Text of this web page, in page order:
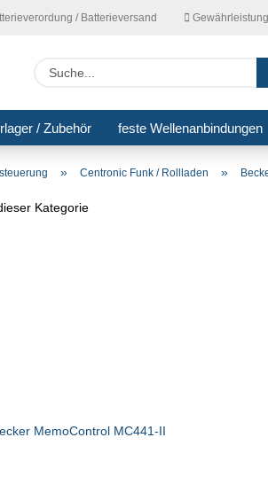
/ Batterieversand
/ Zubehör feste Wellenanbindungen
» Centronic Funk / Rollladen »
Kategorie